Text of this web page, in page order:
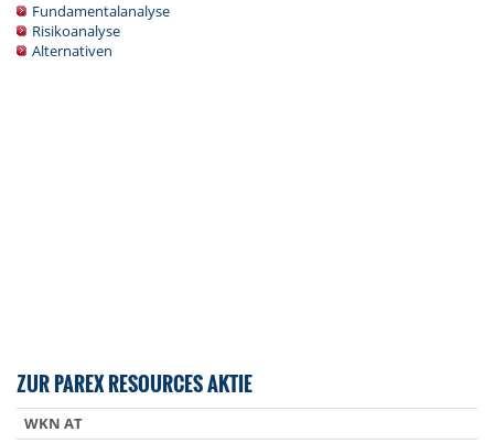
Fundamentalanalyse
Risikoanalyse
Alternativen
ZUR PAREX RESOURCES AKTIE
WKN AT